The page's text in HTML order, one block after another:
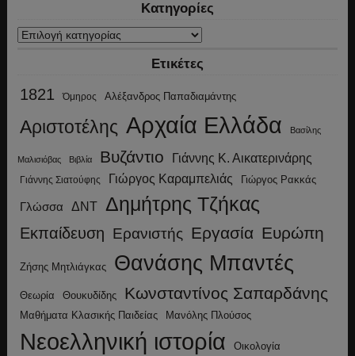
Κατηγορίες
Κατηγορίες
Ετικέτες
1821 Όμηρος Αλέξανδρος Παπαδιαμάντης
Αριστοτέλης Αρχαία Ελλάδα Βασίλης
Μαλισιόβας Βιβλία Βυζάντιο Γιάννης Κ. Αικατερινάρης
Γιάννης Σιατούφης Γιώργος Καραμπελιάς Γιώργος Ρακκάς
Γλώσσα ΔΝΤ Δημήτρης Τζήκας
Εκπαίδευση Ερανιστής Εργασία Ευρώπη
Ζήσης Μητλιάγκας Θανάσης Μπαντές
Θεωρία Θουκυδίδης Κωνσταντίνος Σαπαρδάνης
Μαθήματα Κλασικής Παιδείας Μανόλης Πλούσος
Νεοελληνική ιστορία Οικολογία